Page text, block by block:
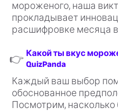
мороженого, наша
прокладывает
расшифровке месяца
👉 Какой ты вкус
QuizPanda
Каждый ваш выбор
обоснованное
Посмотрим, насколько